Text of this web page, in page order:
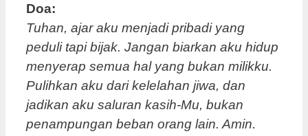
Doa:
Tuhan, ajar aku menjadi pribadi yang
peduli tapi bijak. Jangan biarkan aku hidup
menyerap semua hal yang bukan milikku.
Pulihkan aku dari kelelahan jiwa, dan
jadikan aku saluran kasih-Mu, bukan
penampungan beban orang lain. Amin.